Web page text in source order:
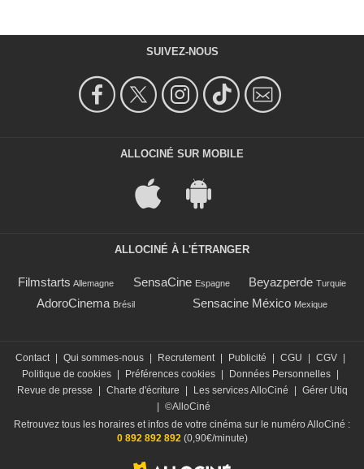
SUIVEZ-NOUS
ALLOCINÉ SUR MOBILE
ALLOCINÉ À L'ÉTRANGER
Filmstarts Allemagne SensaCine Espagne Beyazperde Turquie
AdoroCinema Brésil Sensacine México Mexique
Contact | Qui sommes-nous | Recrutement | Publicité | CGU | CGV |
Politique de cookies | Préférences cookies | Données Personnelles |
Revue de presse
| Charte d'écriture | Les services AlloCiné | Gérer Utiq
| ©AlloCiné
Retrouvez tous les horaires et infos de votre cinéma sur le numéro AlloCiné :
0 892 892 892(0,90€/minute)